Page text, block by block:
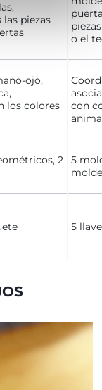
piezas
o el
ojo,
los colores
con
2
5
5